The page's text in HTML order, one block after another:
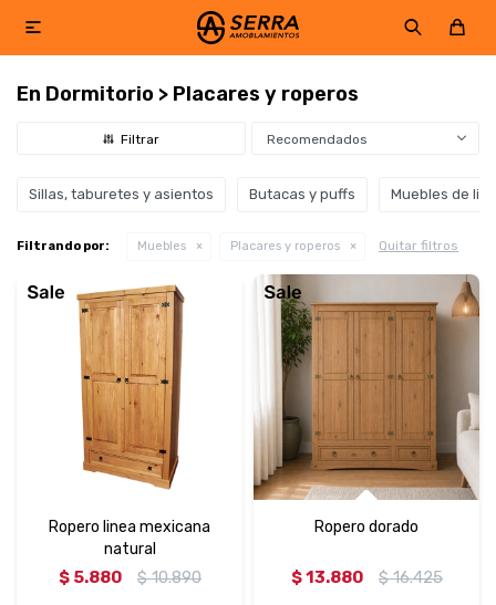

En Dormitorio > Placares y roperos
Recomendados
Sillas, taburetes y asientos Butacas y puffs Muebles de
Filtrando por: Muebles Placares y roperos Quitar filtros
Ropero linea mexicana
natural
$ 5.880 $ 10.890
Ropero dorado
$13.880 $ 16.425